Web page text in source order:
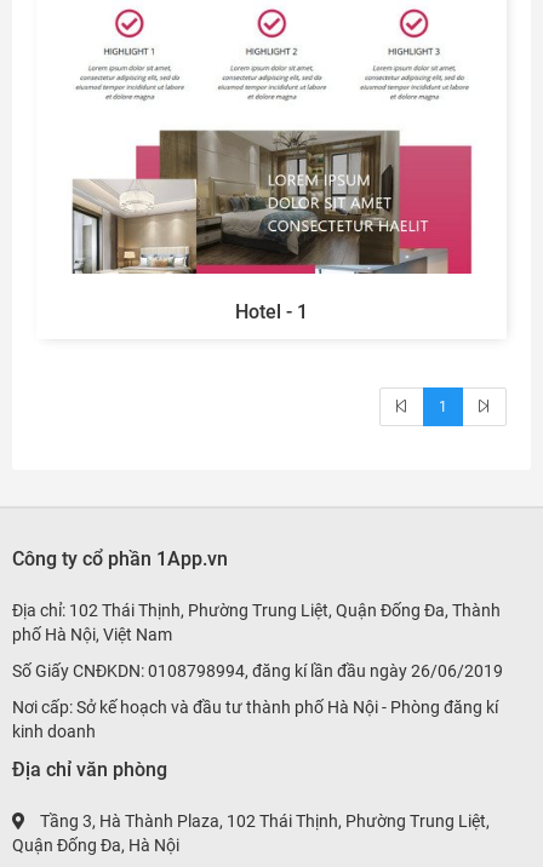
Hotel - 1
1
Công ty cổ phần 1App.vn
Địa chỉ: 102 Thái Thịnh, Phường Trung Liệt, Quận Đống Đa, Thành
phố Hà Nội, Việt Nam
Số Giấy CNĐKDN: 0108798994, đăng kí lần đầu ngày 26/06/2019
Nơi cấp: Sở kế hoạch và đầu tư thành phố Hà Nội - Phòng đăng kí
kinh doanh
Địa chỉ văn phòng
Tầng 3, Hà Thành Plaza, 102 Thái Thịnh, Phường Trung Liệt,
Quận Đống Đa, Hà Nội